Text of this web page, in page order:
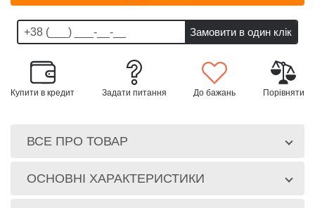
Купити в кредит Задати питання До бажань Порівняти
ВСЕ ПРО ТОВАР
ОСНОВНІ ХАРАКТЕРИСТИКИ